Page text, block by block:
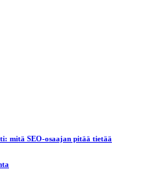
mitä SEO-osaajan pitää tietää